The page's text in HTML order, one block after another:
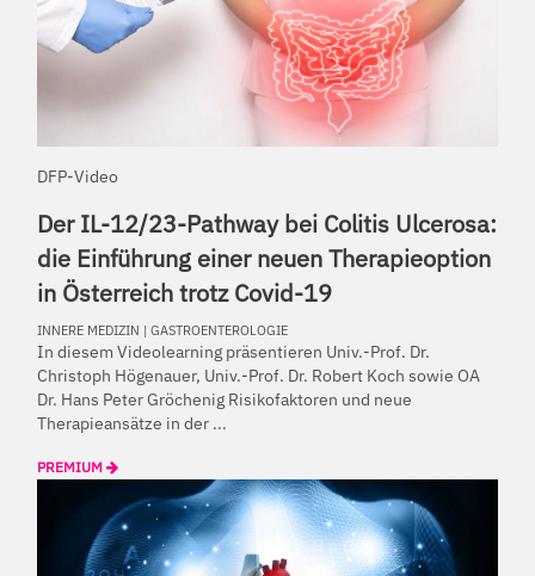
DFP-Video
Der IL-12/23-Pathway bei Colitis Ulcerosa:
die Einführung einer neuen Therapieoption
in Österreich trotz Covid-19
INNERE MEDIZIN | GASTROENTEROLOGIE
In diesem Videolearning präsentieren Univ.-Prof. Dr.
Christoph Högenauer, Univ.-Prof. Dr. Robert Koch sowie OA
Dr. Hans Peter Gröchenig Risikofaktoren und neue
Therapieansätze in der ...
PREMIUM